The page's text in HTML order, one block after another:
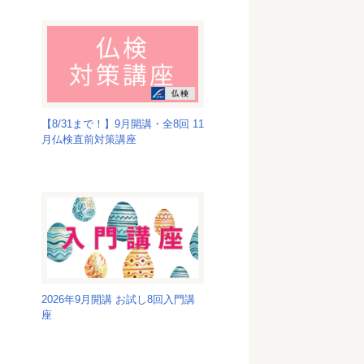
【8/31まで！】9月開講・全8回 11
月仏検直前対策講座
2026年9月開講 お試し8回入門講
座